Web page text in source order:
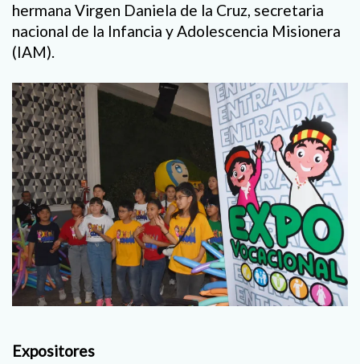
hermana Virgen Daniela de la Cruz, secretaria
nacional de la Infancia y Adolescencia Misionera
(IAM).
Expositores